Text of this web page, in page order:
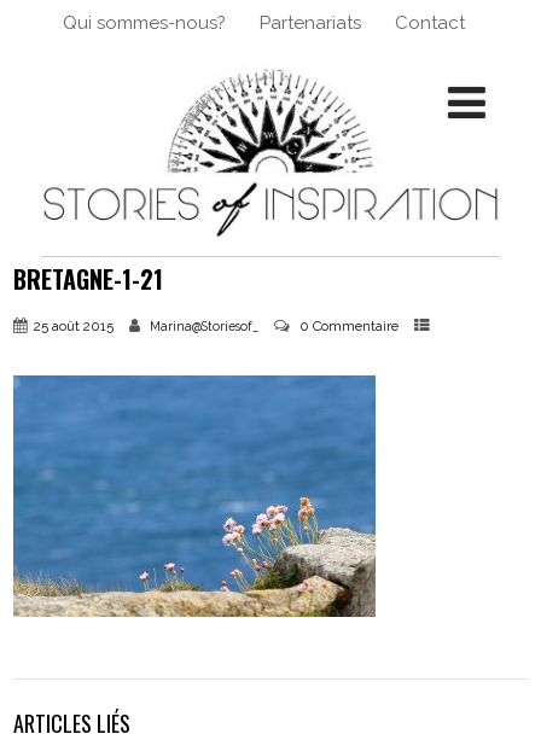
Qui sommes-nous? Partenariats Contact
BRETAGNE-1-21
25 août 2015 Marina@Storiesof_ 0 Commentaire
ARTICLES LIÉS